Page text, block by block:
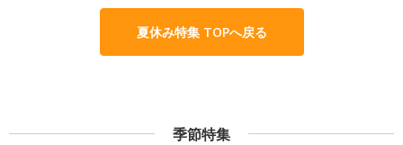
夏休み特集 TOPへ戻る
季節特集